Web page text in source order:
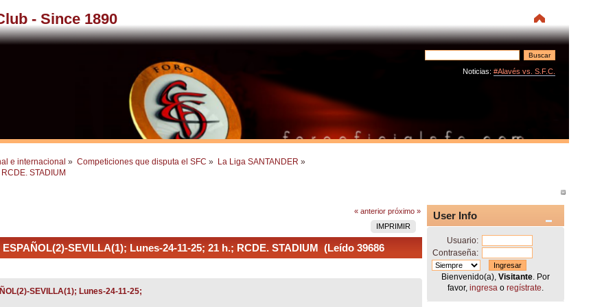
- Since 1890
Noticias: #Alavés vs. S.F.C.
e internacional » Competiciones que disputa el SFC » La Liga SANTANDER »
STADIUM
« anterior próximo »
IMPRIMIR
ESPAÑOL(2)-SEVILLA(1); Lunes-24-11-25; 21 h.; RCDE. STADIUM (Leído 39686
SEVILLA(1); Lunes-24-11-25;
User Info
Usuario:
Contraseña:
Bienvenido(a),Visitante . Por
favor,ingresa oregístrate